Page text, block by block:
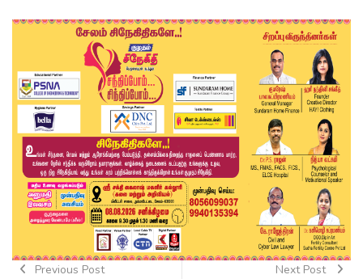
Previous Post Next Post